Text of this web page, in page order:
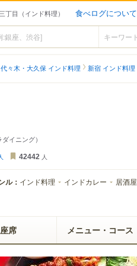
目（インド料理） 食べログについて
々木・大久保 インド料理 新宿 インド料理
ダイニング）
42442 人
ル： インド料理 インドカレー 居酒屋
座席 メニュー・コース